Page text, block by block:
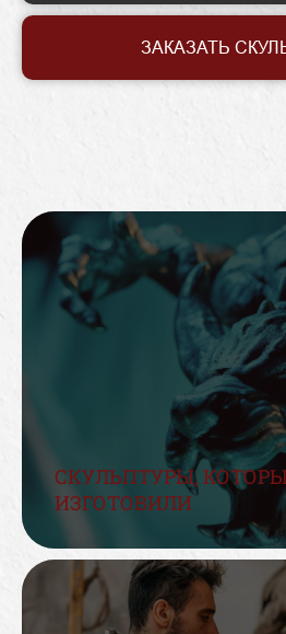
ЗАКАЗАТЬ
СКУЛЬПТУРЫ,
ИЗГОТОВИЛИ